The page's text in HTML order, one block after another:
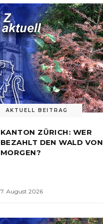
AKTUELL BEITRAG
KANTON ZÜRICH: WER
BEZAHLT DEN WALD VON
MORGEN?
7. August 2026